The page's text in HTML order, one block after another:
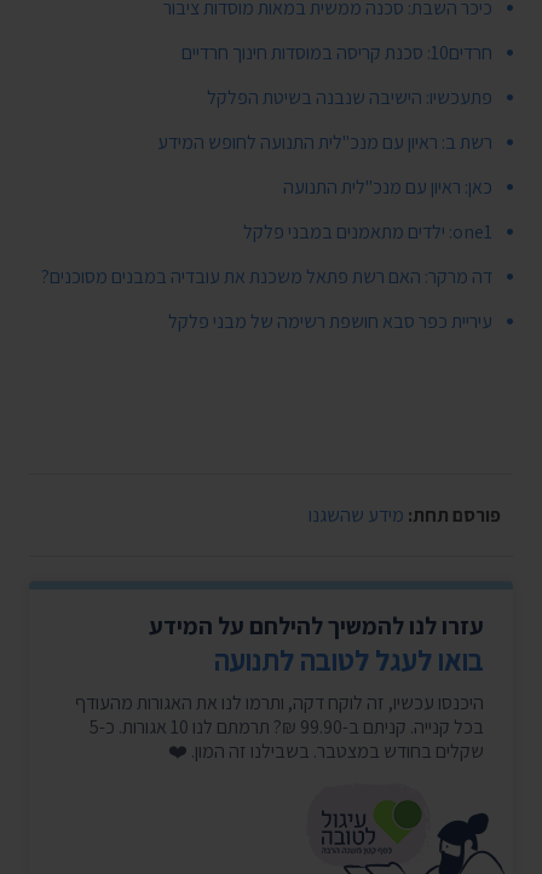
כיכר השבת: סכנה ממשית במאות מוסדות ציבור
חרדים10: סכנת קריסה במוסדות חינוך חרדיים
פתעכשיו: הישיבה שנבנה בשיטת הפלקל
רשת ב: ראיון עם מנכ"לית התנועה לחופש המידע
כאן: ראיון עם מנכ"לית התנועה
one1: ילדים מתאמנים במבני פלקל
דה מרקר: האם רשת פתאל משכנת את עובדיה במבנים מסוכנים?
עיריית כפר סבא חושפת רשימה של מבני פלקל
פורסם תחת: מידע שהשגנו
עזרו לנו להמשיך להילחם על המידע
בואו לעגל לטובה לתנועה
היכנסו עכשיו, זה לוקח דקה, ותרמו לנו את האגורות מהעודף
בכל קנייה. קניתם ב-99.90 ₪? תרמתם לנו 10 אגורות. כ-5
שקלים בחודש במצטבר. בשבילנו זה המון. ❤️